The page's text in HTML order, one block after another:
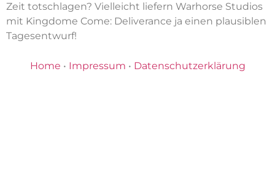
Zeit totschlagen? Vielleicht liefern Warhorse Studios
mit Kingdome Come: Deliverance ja einen plausiblen
Tagesentwurf!
Home • Impressum • Datenschutzerklärung